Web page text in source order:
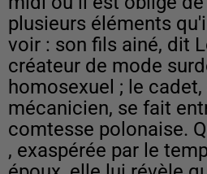
plusieurs éléments
voir : son fils ainé, dit
créateur de mode
homosexuel ; le
mécanicien, se fait
comtesse polonaise.
, exaspérée par le